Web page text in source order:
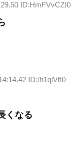
ID:HmFVvCZI0
ID:/h1qlVtI0
くなる